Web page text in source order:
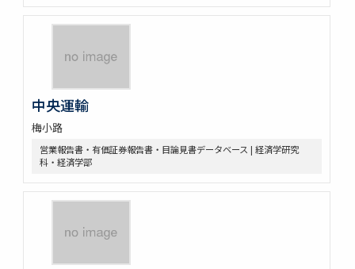
中央運輸
梅小路
営業報告書・有価証券報告書・目論見書データベース | 経済学研究
科・経済学部